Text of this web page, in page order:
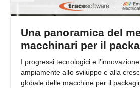
Una panoramica del
macchinari per il
I progressi tecnologici e
ampiamente allo sviluppo e alla
globale delle macchine per il